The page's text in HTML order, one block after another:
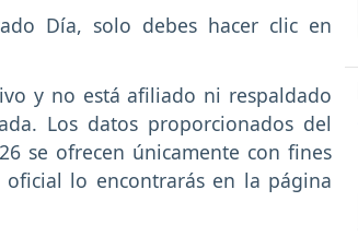
Día, solo debes hacer clic en
y no está afiliado ni respaldado
Los datos proporcionados del
se ofrecen únicamente con fines
lo encontrarás en la página